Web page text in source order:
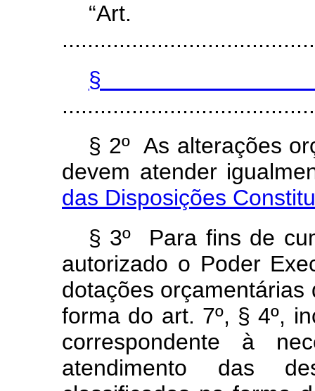
............................
§
§ 2º As alterações
devem atender
das Disposições
§ 3º Para fins de
autorizado o Poder
dotações orçamentárias
forma do art. 7º, § 4º,
correspondente à
atendimento das